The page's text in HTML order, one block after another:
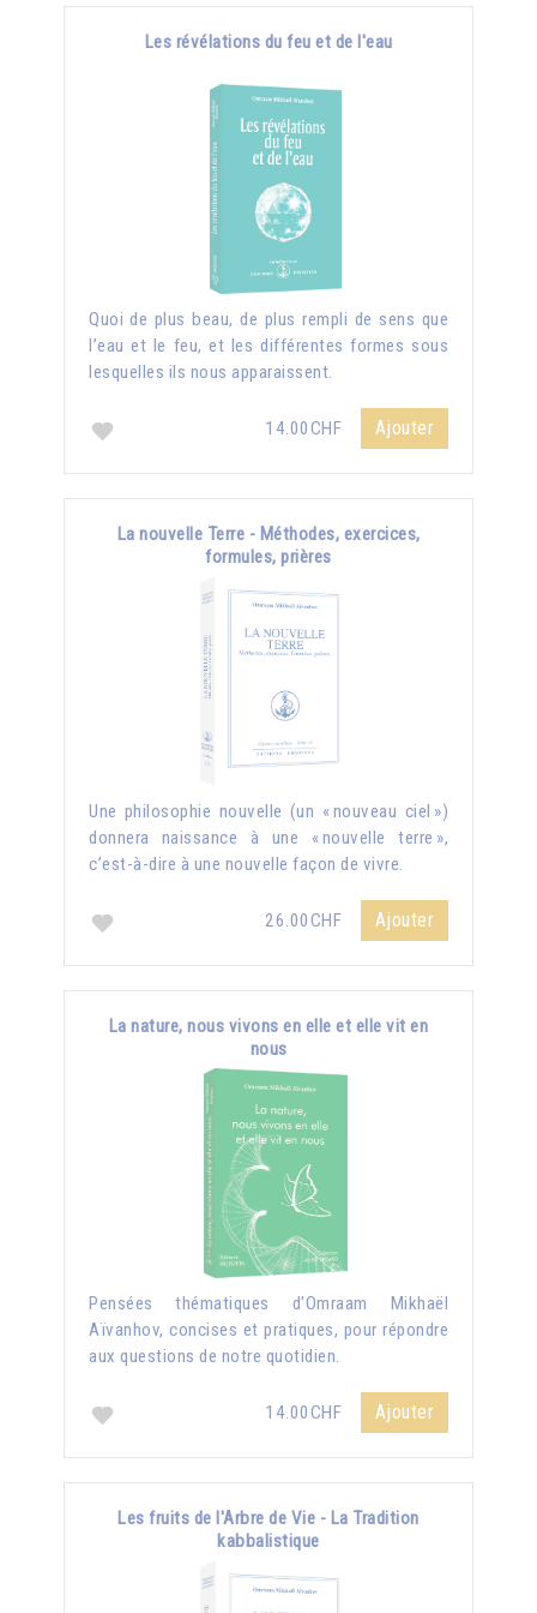
Les révélations du feu et de l'eau
Quoi de plus beau, de plus rempli de sens que
l’eau et le feu, et les différentes formes sous
lesquelles ils nous apparaissent.
14.00CHF Ajouter
La nouvelle Terre - Méthodes, exercices,
formules, prières
Une philosophie nouvelle (un « nouveau ciel »)
donnera naissance à une « nouvelle terre »,
c’est-à-dire à une nouvelle façon de vivre.
26.00CHF Ajouter
La nature, nous vivons en elle et elle vit en
nous
Pensées thématiques d'Omraam Mikhaël
Aïvanhov, concises et pratiques, pour répondre
aux questions de notre quotidien.
14.00CHF Ajouter
Les fruits de l'Arbre de Vie - La Tradition
kabbalistique